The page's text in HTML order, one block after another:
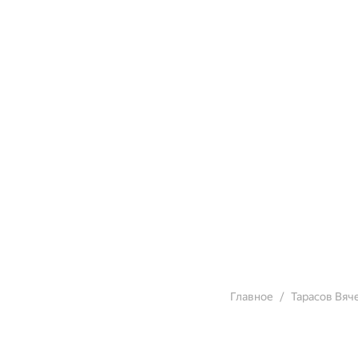
Главное Тарасов